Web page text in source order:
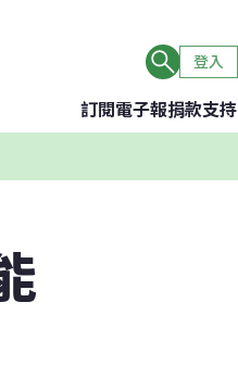
登入
訂閱電子報捐款支持